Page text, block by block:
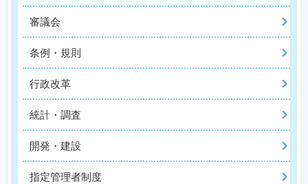
審議会
条例・規則
行政改革
統計・調査
開発・建設
指定管理者制度